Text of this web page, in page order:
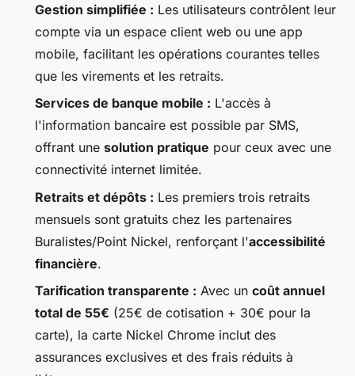
Gestion simplifiée : Les utilisateurs contrôlent leur
compte via un espace client web ou une app
mobile, facilitant les opérations courantes telles
que les virements et les retraits.
Services de banque mobile : L'accès à
l'information bancaire est possible par SMS,
offrant une solution pratique pour ceux avec une
connectivité internet limitée.
Retraits et dépôts : Les premiers trois retraits
mensuels sont gratuits chez les partenaires
Buralistes/Point Nickel, renforçant l'accessibilité
financière.
Tarification transparente : Avec un coût annuel
total de 55€ (25€ de cotisation + 30€ pour la
carte), la carte Nickel Chrome inclut des
assurances exclusives et des frais réduits à